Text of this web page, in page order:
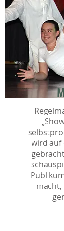
wird auf
macht,